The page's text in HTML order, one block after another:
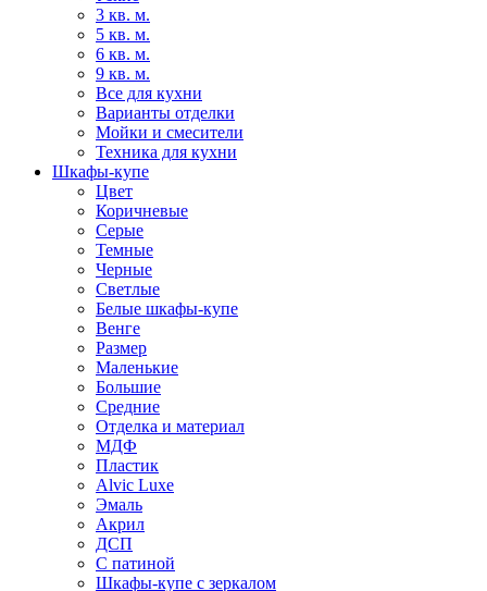
3 кв. м.
5 кв. м.
6 кв. м.
9 кв. м.
Все для кухни
Варианты отделки
Мойки и смесители
Техника для кухни
Шкафы-купе
Цвет
Коричневые
Серые
Темные
Черные
Светлые
Белые шкафы-купе
Венге
Размер
Маленькие
Большие
Средние
Отделка и материал
МДФ
Пластик
Alvic Luxe
Эмаль
Акрил
ДСП
С патиной
Шкафы-купе с зеркалом